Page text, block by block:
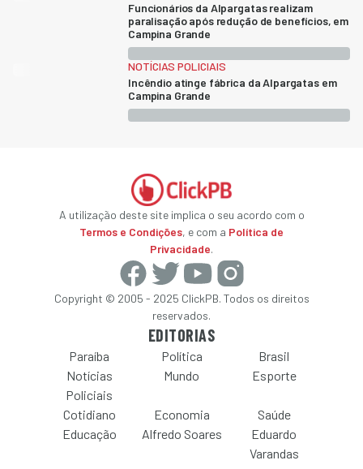
Funcionários da Alpargatas realizam
paralisação após redução de benefícios, em
Campina Grande
NOTÍCIAS POLICIAIS
Incêndio atinge fábrica da Alpargatas em
Campina Grande
A utilização deste site implica o seu acordo com o
Termos e Condições, e com a Política de
Privacidade.
Copyright © 2005 - 2025 ClickPB. Todos os direitos
reservados.
EDITORIAS
Paraíba Política
Brasil
Notícias
Policiais
Mundo Esporte
Cotidiano Economia
Saúde
Educação
Alfredo Soares
Eduardo
Varandas